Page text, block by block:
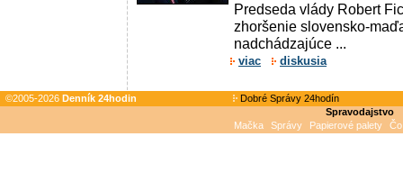
Predseda vlády Robert
zhoršenie slovensko-
nadchádzajúce ...
viac diskusia
©2005-2026 Denník 24hodin
Dobré Správy 24hodín
Spravodajstvo
Mačka
Správy Papierové palety